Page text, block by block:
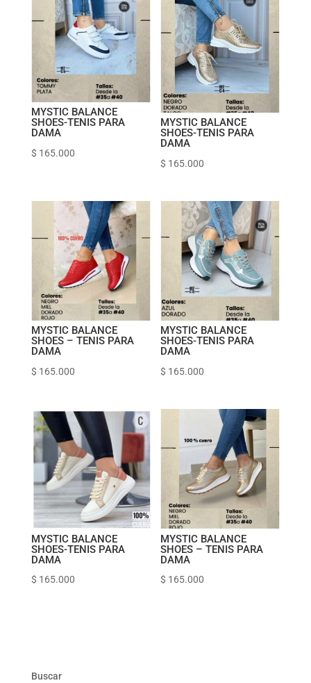
MYSTIC BALANCE
SHOES-TENIS PARA
DAMA
$ 165.000
MYSTIC BALANCE
SHOES-TENIS PARA
DAMA
$ 165.000
MYSTIC BALANCE
SHOES – TENIS PARA
DAMA
$ 165.000
MYSTIC BALANCE
SHOES-TENIS PARA
DAMA
$ 165.000
MYSTIC BALANCE
SHOES-TENIS PARA
DAMA
$ 165.000
MYSTIC BALANCE
SHOES – TENIS PARA
DAMA
$ 165.000
Buscar